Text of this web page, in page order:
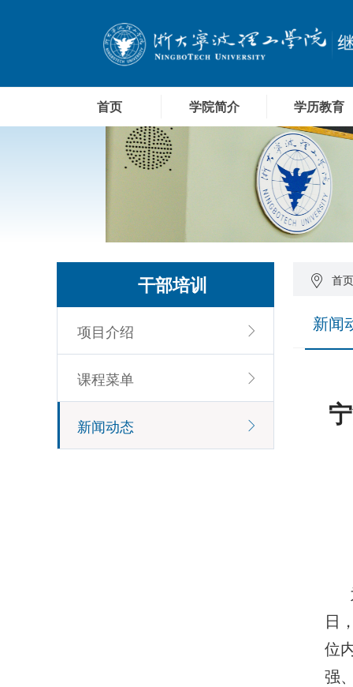
首页 学院简介 学历教育
首页
新闻
日
位
强
干部培训
项目介绍
课程菜单
新闻动态